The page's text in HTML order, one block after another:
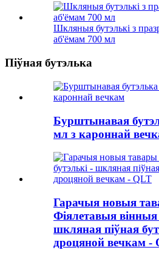
Шкляныя бутэлькі з
аб'ёмам 700 мл
Піўная бутэлька
Бурштынавая
мл з кароннай
Гарачыя новыя
Фіялетавыя вінныя
шкляная піўная
дроцяной вечкам -